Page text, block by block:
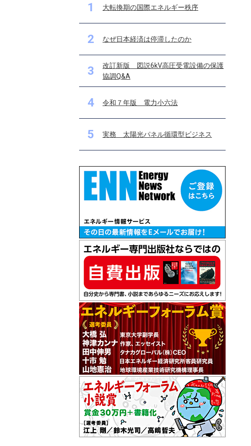
1 大転換期の国際エネルギー秩序
2 なぜ日本経済は停滞したのか
3
改訂新版 図説6kV高圧受電設備の保護
協調Q&A
4 令和７年版 電力小六法
5 実務 太陽光パネル循環型ビジネス